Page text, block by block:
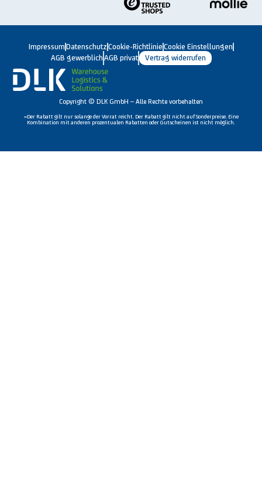
Impressum Datenschutz Cookie-Richtlinie Cookie Einstellungen
AGB gewerblich AGB privat Vertrag widerrufen
Copyright © DLK GmbH – Alle Rechte vorbehalten
»Der Rabatt gilt nur solange der Vorrat reicht. Der Rabatt gilt nicht auf Sonderpreise. Eine
Kombination mit anderen prozentualen Rabatten oder Gutscheinen ist nicht möglich.